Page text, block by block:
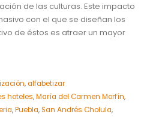
de las culturas. Este impacto
con el que se diseñan los
de éstos es atraer un mayor
,alfabetizar
hoteles,María del Carmen Morfín,
,Puebla,San Andrés Cholula,